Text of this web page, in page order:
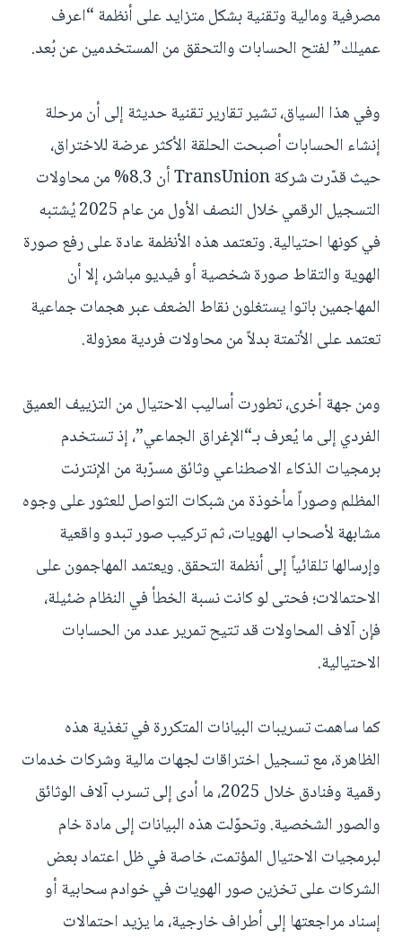
مصرفية ومالية وتقنية بشكل متزايد على أنظمة “اعرف
عميلك” لفتح الحسابات والتحقق من المستخدمين عن بُعد.
وفي هذا السياق، تشير تقارير تقنية حديثة إلى أن مرحلة
إنشاء الحسابات أصبحت الحلقة الأكثر عرضة للاختراق،
حيث قدّرت شركة TransUnion أن 8.3% من محاولات
التسجيل الرقمي خلال النصف الأول من عام 2025 يُشتبه
في كونها احتيالية. وتعتمد هذه الأنظمة عادة على رفع صورة
الهوية والتقاط صورة شخصية أو فيديو مباشر، إلا أن
المهاجمين باتوا يستغلون نقاط الضعف عبر هجمات جماعية
تعتمد على الأتمتة بدلاً من محاولات فردية معزولة.
ومن جهة أخرى، تطورت أساليب الاحتيال من التزييف العميق
الفردي إلى ما يُعرف بـ“الإغراق الجماعي”، إذ تستخدم
برمجيات الذكاء الاصطناعي وثائق مسرّبة من الإنترنت
المظلم وصوراً مأخوذة من شبكات التواصل للعثور على وجوه
مشابهة لأصحاب الهويات، ثم تركيب صور تبدو واقعية
وإرسالها تلقائياً إلى أنظمة التحقق. ويعتمد المهاجمون على
الاحتمالات؛ فحتى لو كانت نسبة الخطأ في النظام ضئيلة،
فإن آلاف المحاولات قد تتيح تمرير عدد من الحسابات
الاحتيالية.
كما ساهمت تسريبات البيانات المتكررة في تغذية هذه
الظاهرة، مع تسجيل اختراقات لجهات مالية وشركات خدمات
رقمية وفنادق خلال 2025، ما أدى إلى تسرب آلاف الوثائق
والصور الشخصية. وتحوّلت هذه البيانات إلى مادة خام
لبرمجيات الاحتيال المؤتمت، خاصة في ظل اعتماد بعض
الشركات على تخزين صور الهويات في خوادم سحابية أو
إسناد مراجعتها إلى أطراف خارجية، ما يزيد احتمالات